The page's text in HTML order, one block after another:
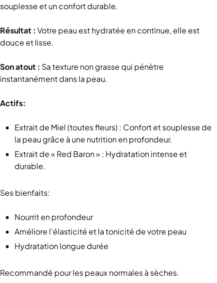
souplesse et un confort durable.
Résultat : Votre peau est hydratée en continue, elle est
douce et lisse.
Son atout : Sa texture non grasse qui pénètre
instantanément dans la peau.
Actifs:
Extrait de Miel (toutes fleurs) : Confort et souplesse de
la peau grâce à une nutrition en profondeur.
Extrait de « Red Baron » : Hydratation intense et
durable.
Ses bienfaits:
Nourrit en profondeur
Améliore l’élasticité et la tonicité de votre peau
Hydratation longue durée
Recommandé pour les peaux normales à sèches.